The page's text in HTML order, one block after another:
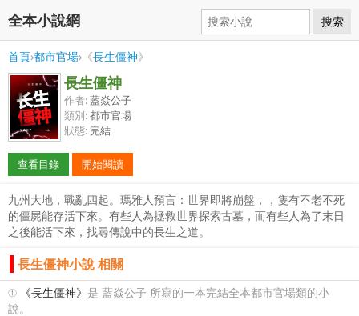
全本小說網 搜索
首頁›都市官場›《長生僵神》
長生僵神
作者:藍焱公子
類別:都市官場
狀態: 完結
查看目錄 開始閱讀
九州大地，戰亂四起。瑪雅人預言：世界即將崩盤，，隻有不老不死
的僵屍能存活下來。有些人為拯救世界探索古墓，而有些人為了末日
之後能活下來，找尋傳說中的長生之道。
長生僵神小說 相關
① 《長生僵神》 是 藍焱公子 所寫的一本完結全本都市官場類的小
說。